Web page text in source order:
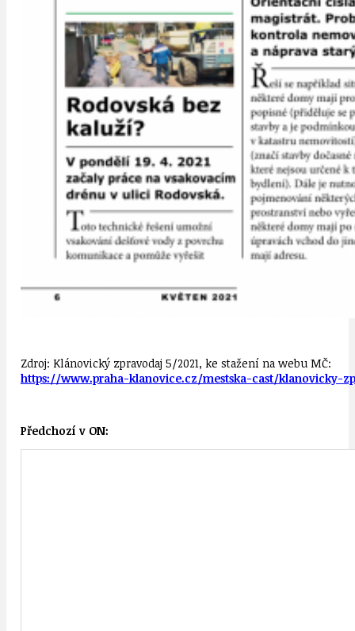
Zdroj: Klánovický zpravodaj 5/2021, ke stažení na webu MČ:
https://www.praha-klanovice.cz/mestska-cast/klanovicky-
Předchozí v ON: